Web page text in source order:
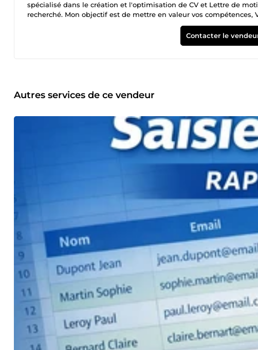
spécialisé dans le création et l'optimisation de CV et Lettre de
recherché. Mon objectif est de mettre en valeur vos
d'orthographe Adaptation selon le secteur d'activité Livraison
professionnalisme pour vous aider à augmenter vos chances d'obtenir un entretien. Votre réussite commence par un
Contacter le
Autres services de ce vendeur